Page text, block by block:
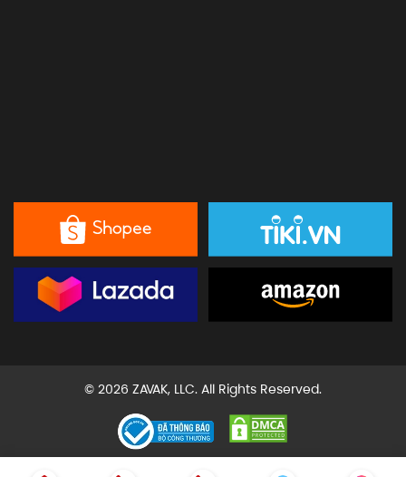
© 2026 ZAVAK, LLC. All Rights Reserved.